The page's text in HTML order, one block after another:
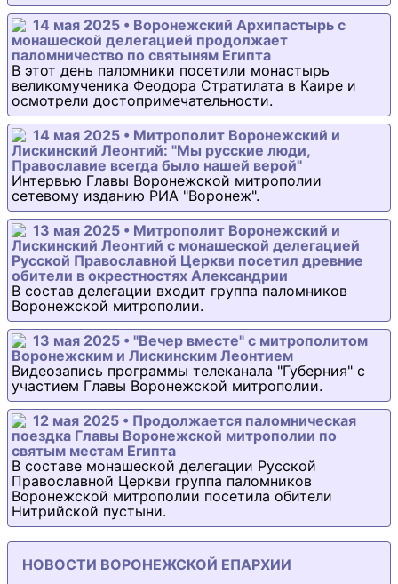
14 мая 2025 • Воронежский Архипастырь с
монашеской делегацией продолжает
паломничество по святыням Египта
В этот день паломники посетили монастырь
великомученика Феодора Стратилата в Каире и
осмотрели достопримечательности.
14 мая 2025 • Митрополит Воронежский и
Лискинский Леонтий: "Мы русские люди,
Православие всегда было нашей верой"
Интервью Главы Воронежской митрополии
сетевому изданию РИА "Воронеж".
13 мая 2025 • Митрополит Воронежский и
Лискинский Леонтий с монашеской делегацией
Русской Православной Церкви посетил древние
обители в окрестностях Александрии
В состав делегации входит группа паломников
Воронежской митрополии.
13 мая 2025 • "Вечер вместе" с митрополитом
Воронежским и Лискинским Леонтием
Видеозапись программы телеканала "Губерния" с
участием Главы Воронежской митрополии.
12 мая 2025 • Продолжается паломническая
поездка Главы Воронежской митрополии по
святым местам Египта
В составе монашеской делегации Русской
Православной Церкви группа паломников
Воронежской митрополии посетила обители
Нитрийской пустыни.
НОВОСТИ ВОРОНЕЖСКОЙ ЕПАРХИИ